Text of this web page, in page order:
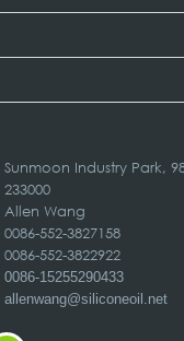
Sunmoon Industry Park,
233000
Allen Wang
0086-552-3827158
0086-552-3822922
0086-15255290433
allenwang@siliconeoil.net